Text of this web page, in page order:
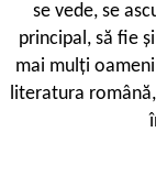
se vede, se
principal, să fie
mai mulți
literatura